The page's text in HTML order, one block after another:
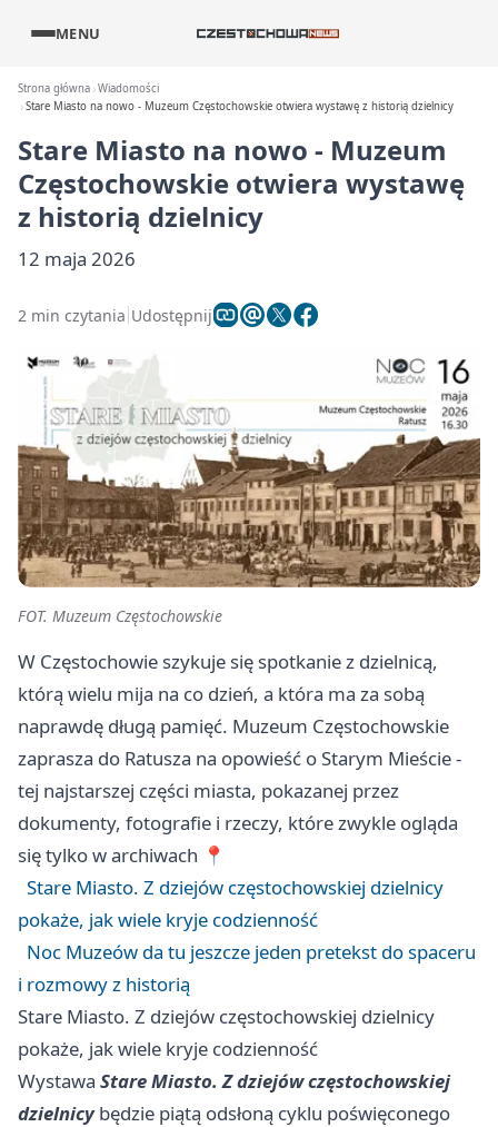
MENU
Strona główna Wiadomości
Stare Miasto na nowo - Muzeum Częstochowskie otwiera wystawę z historią dzielnicy
Stare Miasto na nowo - Muzeum
Częstochowskie otwiera wystawę
z historią dzielnicy
12 maja 2026
2 min czytania Udostępnij
FOT. Muzeum Częstochowskie
W Częstochowie szykuje się spotkanie z dzielnicą,
którą wielu mija na co dzień, a która ma za sobą
naprawdę długą pamięć. Muzeum Częstochowskie
zaprasza do Ratusza na opowieść o Starym Mieście -
tej najstarszej części miasta, pokazanej przez
dokumenty, fotografie i rzeczy, które zwykle ogląda
się tylko w archiwach 📍
Stare Miasto. Z dziejów częstochowskiej dzielnicy
pokaże, jak wiele kryje codzienność
Noc Muzeów da tu jeszcze jeden pretekst do spaceru
i rozmowy z historią
Stare Miasto. Z dziejów częstochowskiej dzielnicy
pokaże, jak wiele kryje codzienność
Wystawa Stare Miasto. Z dziejów częstochowskiej
dzielnicybędzie piątą odsłoną cyklu poświęconego